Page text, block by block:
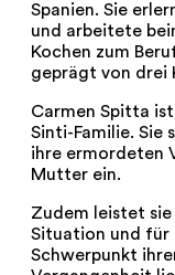
Spanien. Sie
und arbeitete
Kochen zum
geprägt von drei
Carmen Spitta
Sinti-Familie. Sie
ihre ermordeten
Mutter ein.
Zudem leistet
Situation und für
Schwerpunkt